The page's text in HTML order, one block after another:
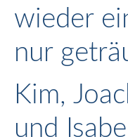
wieder
nur
Kim,
und